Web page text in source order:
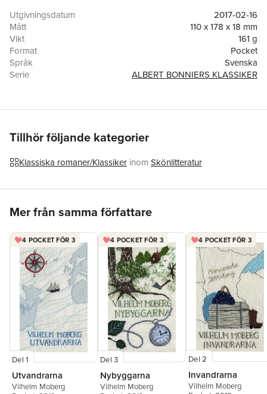
i början av sextiotalet på ett hotellrum i Kalifornien och försöker
få syn på sitt eget liv. Bruset från Stilla havet blandas i hans
fantasi med sorlet från Bjurbäcken intill fädernehemmet, och
Carlson minns sin älskade storebror Sigfrid som dog när han
var pojke. Broderns uppmaning att ta väl vara på livet, på ”din
stund på jorden”, blir romanens sorgsna credo.
Utgivningsdatum
2017-02-16
Mått
110 x 178 x 18 mm
Vikt
161 g
Format
Pocket
Språk
Svenska
Serie
ALBERT BONNIERS KLASSIKER
ISBN
9789174295047
Tillhör följande kategorier
Klassiska romaner/Klassiker inom Skönlitteratur
Mer från samma författare
4 POCKET FÖR 3
Del 1
Utvandrarna
Vilhelm Moberg
4 POCKET FÖR 3
Del 3
Nybyggarna
Vilhelm Moberg
4 POCKET FÖR 3
Del 2
Invandrarna
Vilhelm Moberg